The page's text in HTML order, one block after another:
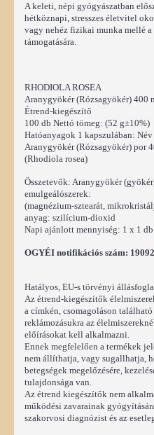
A keleti, népi gyógyászatban
hétköznapi, stresszes életvitel
vagy nehéz fizikai munka mellé
támogatására.
RHODIOLA ROSEA
Aranygyökér (Rózsagyökér) 400
Étrend-kiegészítő
100 db Nettó tömeg: (52 g±10%)
Hatóanyagok 1 kapszulában:
Aranygyökér (Rózsagyökér) por
(Rhodiola rosea)
Összetevők: Aranygyökér
emulgeálószerek:
(magnézium-sztearát,
anyag: szilícium-dioxid
Napi ajánlott mennyiség: 1 x 1 db
OGYÉI notifikációs szám:
Hatályos, EU-s törvényi
Az étrend-kiegészítők
a címkén, csomagoláson
reklámozásukra az
előírásokat kell alkalmazni.
Ennek megfelelően a termékek
nem állíthatja, vagy sugallhatja,
betegségek megelőzésére,
tulajdonsága van.
Az étrend kiegészítők nem
működési zavarainak
szakorvosi diagnózist és az